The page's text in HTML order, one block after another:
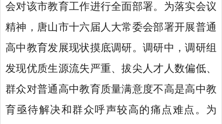
会对该市教育工作进行全面部署。为落实会议
精神，唐山市十六届人大常委会部署开展普通
高中教育发展现状摸底调研。调研中，调研组
发现优质生源流失严重、拔尖人才人数偏低、
群众对普通高中教育质量满意度不高是高中教
育亟待解决和群众呼声较高的痛点难点。为